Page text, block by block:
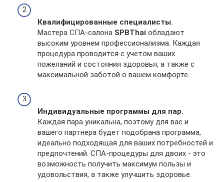
Квалифицированные специалисты.
Мастера СПА-салона SPBThai обладают
высоким уровнем профессионализма. Каждая
процедура проводится с учетом ваших
пожеланий и состояния здоровья, а также с
максимальной заботой о вашем комфорте.
Индивидуальные программы для пар.
Каждая пара уникальна, поэтому для вас и
вашего партнера будет подобрана программа,
идеально подходящая для ваших потребностей и
предпочтений. СПА-процедуры для двоих - это
возможность получить максимум пользы и
удовольствия, а также улучшить здоровье.